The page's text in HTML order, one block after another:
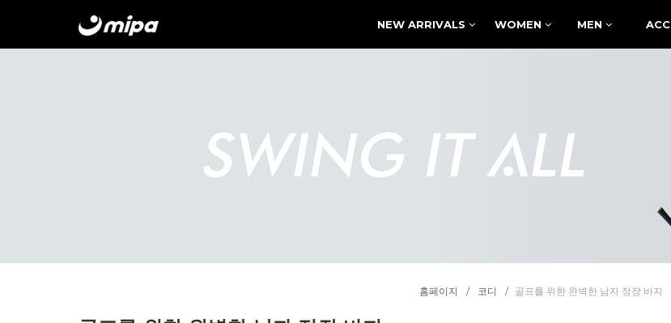
NEW ARRIVALS WOMEN MEN ACC
홈페이지 코디 골프를 위한 완벽한 남자 정장 바지